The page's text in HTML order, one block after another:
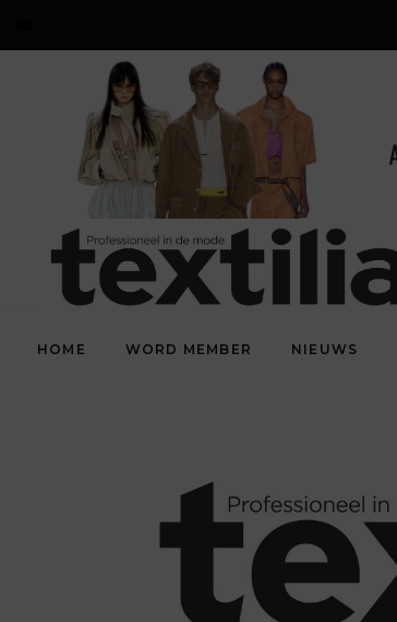
HOME WORD MEMBER NIEUWS